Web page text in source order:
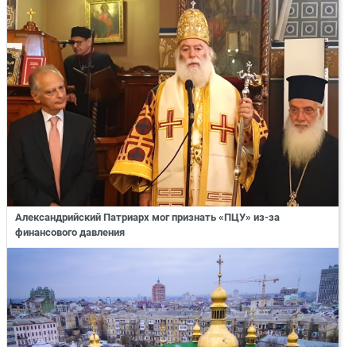
Александрийский Патриарх мог признать «ПЦУ» из-за
финансового давления